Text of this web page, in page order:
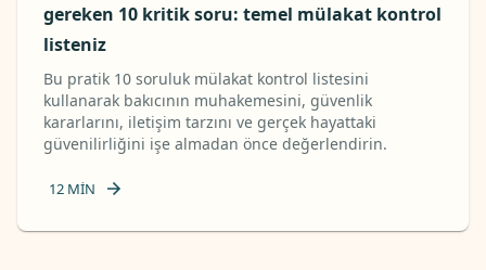
gereken 10 kritik soru: temel mülakat kontrol
listeniz
Bu pratik 10 soruluk mülakat kontrol listesini
kullanarak bakıcının muhakemesini, güvenlik
kararlarını, iletişim tarzını ve gerçek hayattaki
güvenilirliğini işe almadan önce değerlendirin.
12 MIN